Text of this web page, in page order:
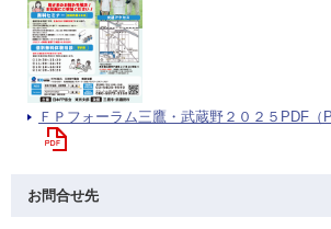
ＦＰフォーラム三鷹・武蔵野２０２５PDF（
お問合せ先